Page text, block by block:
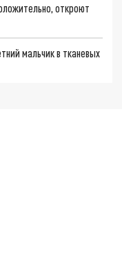
откроют
мальчик в тканевых